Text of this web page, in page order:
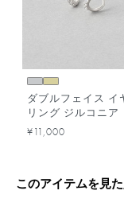
ダブルフェイス イ
リング ジルコニア
¥11,000
このアイテムを見